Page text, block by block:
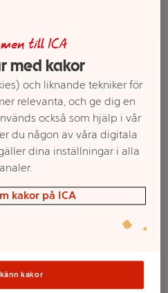
växtbaserad 79% 250g
till ICA
med kakor
och liknande tekniker för
relevanta, och ge dig en
också som hjälp i vår
du någon av våra digitala
dina inställningar i alla
kakor på ICA
kakor